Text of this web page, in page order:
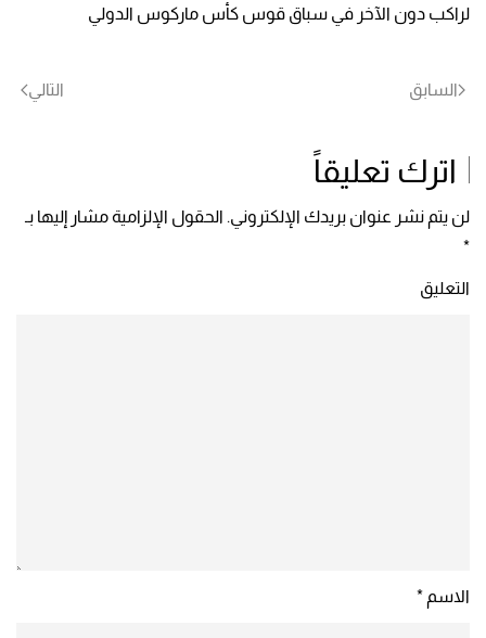
لراكب دون الآخر في سباق قوس كأس ماركوس الدولي
السابق التالي
اترك تعليقاً
لن يتم نشر عنوان بريدك الإلكتروني. الحقول الإلزامية مشار إليها بـ
*
التعليق
الاسم *